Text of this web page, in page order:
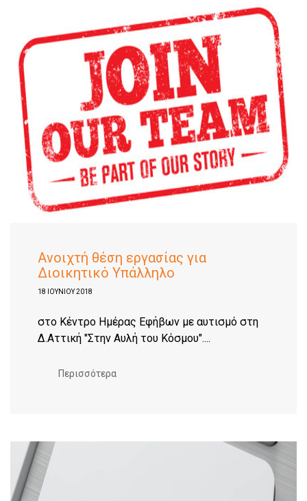
Ανοιχτή θέση εργασίας για
Διοικητικό Υπάλληλο
18 ΙΟΥΝΊΟΥ 2018
στο Κέντρο Ημέρας Εφήβων με αυτισμό στη
Δ.Αττική "Στην Αυλή του Κόσμου"....
Περισσότερα